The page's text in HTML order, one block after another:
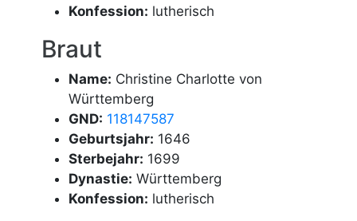
Konfession: lutherisch
Braut
Name: Christine Charlotte von
Württemberg
GND: 118147587
Geburtsjahr: 1646
Sterbejahr: 1699
Dynastie: Württemberg
Konfession: lutherisch